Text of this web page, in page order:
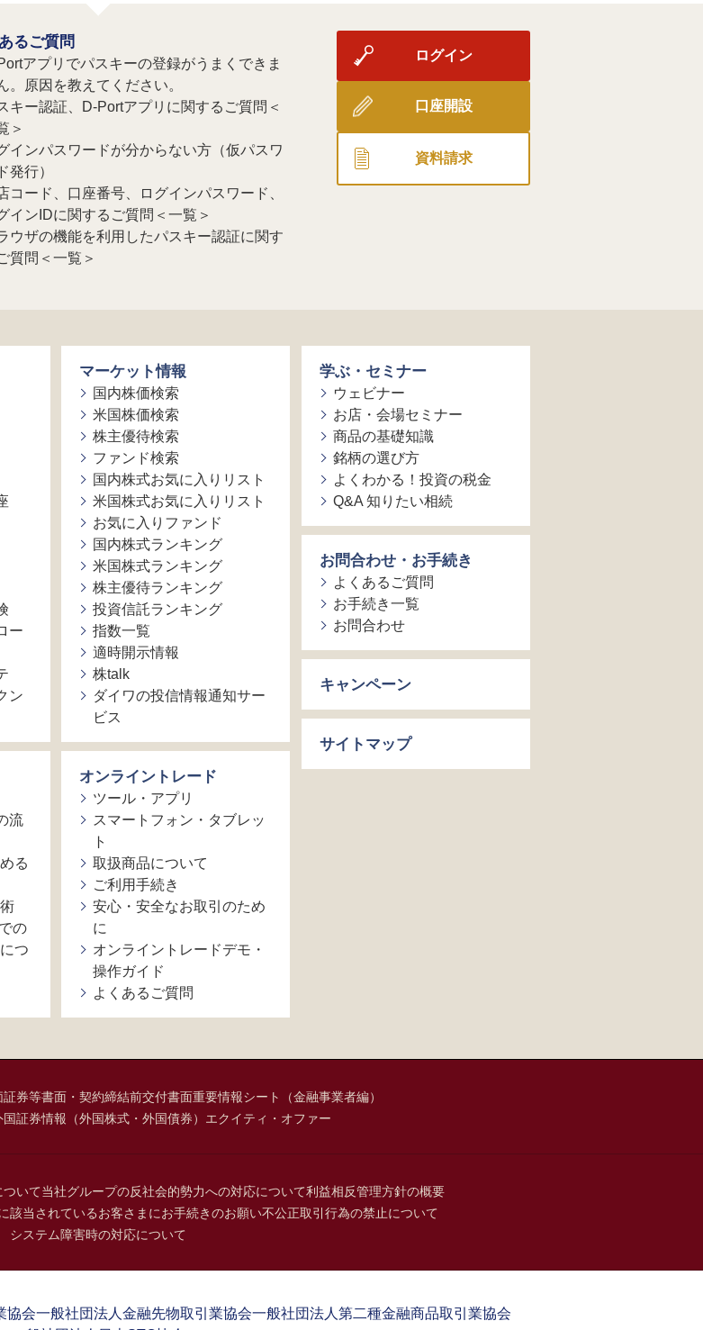
るご質問
アプリでパスキーの登録がうまくできま
。原因を教えてください。
キー認証、D-Portアプリに関するご質問＜
＞
インパスワードが分からない方（仮パスワ
発行）
コード、口座番号、ログインパスワード、
インIDに関するご質問＜一覧＞
ウザの機能を利用したパスキー認証に関す
質問＜一覧＞
ログイン
口座開設
資料請求
ー
ン
流
る
の
つ
マーケット情報
国内株価検索
米国株価検索
株主優待検索
ファンド検索
国内株式お気に入りリスト
米国株式お気に入りリスト
お気に入りファンド
国内株式ランキング
米国株式ランキング
株主優待ランキング
投資信託ランキング
指数一覧
適時開示情報
株talk
ダイワの投信情報通知サー
ビス
オンライントレード
ツール・アプリ
スマートフォン・タブレッ
ト
取扱商品について
ご利用手続き
安心・安全なお取引のため
に
オンライントレードデモ・
操作ガイド
よくあるご質問
学ぶ・セミナー
ウェビナー
お店・会場セミナー
商品の基礎知識
銘柄の選び方
よくわかる！投資の税金
Q&A 知りたい相続
お問合わせ・お手続き
よくあるご質問
お手続き一覧
お問合わせ
キャンペーン
サイトマップ
証券等書面・契約締結前交付書面重要情報シート（金融事業者編）
国証券情報（外国株式・外国債券） エクイティ・オファー
ついて当社グループの反社会的勢力への対応について利益相反管理方針の概要
該当されているお客さまにお手続きのお願い不公正取引行為の禁止について
システム障害時の対応について
協会一般社団法人金融先物取引業協会一般社団法人第二種金融商品取引業協会